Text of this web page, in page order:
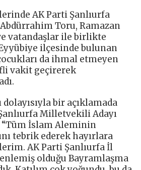
AK Parti Şanlıurfa
Toru, Ramazan
vatandaşlar ile birlikte
ilçesinde bulunan
da ihmal etmeyen
vakit geçirerek
bir açıklamada
Milletvekili Adayı
İslam Aleminin
tebrik ederek hayırlara
AK Parti Şanlıurfa İl
olduğu Bayramlaşma